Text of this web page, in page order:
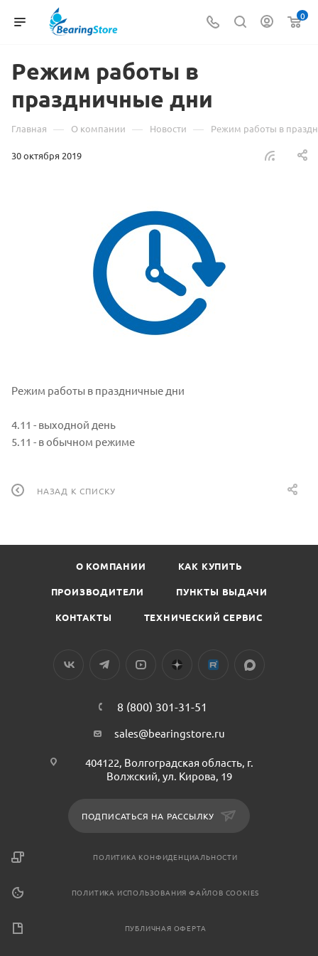
0
Режим работы в
праздничные дни
Главная — О компании — Новости — Режим работы в
30 октября 2019
Режим работы в праздничные дни
4.11 - выходной день
5.11 - в обычном режиме
НАЗАД К СПИСКУ
О КОМПАНИИ КАК КУПИТЬ
ПРОИЗВОДИТЕЛИ ПУНКТЫ ВЫДАЧИ
КОНТАКТЫ ТЕХНИЧЕСКИЙ СЕРВИС
8 (800) 301-31-51
sales@bearingstore.ru
404122, Волгоградская область, г.
Волжский, ул. Кирова, 19
ПОДПИСАТЬСЯ НА РАССЫЛКУ
ПОЛИТИКА КОНФИДЕНЦИАЛЬНОСТИ
ПОЛИТИКА ИСПОЛЬЗОВАНИЯ ФАЙЛОВ COOKIES
ПУБЛИЧНАЯ ОФЕРТА